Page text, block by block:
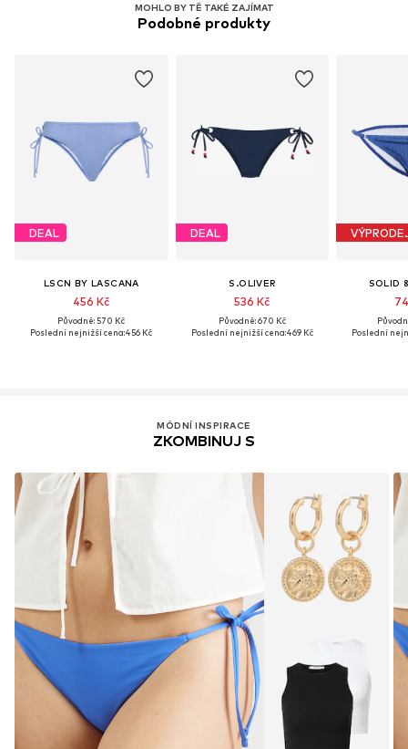
MOHLO BY TĚ TAKÉ ZAJÍMAT
Podobné produkty
DEAL
LSCN BY LASCANA
456 Kč
Původně: 570 Kč
Poslední nejnižší cena:456 Kč
DEAL
S.OLIVER
536 Kč
Původně: 670 Kč
Poslední nejnižší cena:469 Kč
SOLID
Poslední
MÓDNÍ INSPIRACE
ZKOMBINUJ S